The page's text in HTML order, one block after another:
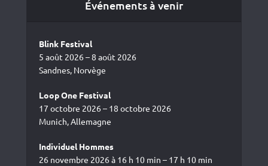
Événements à venir
Blink Festival
5 août 2026 – 8 août 2026
Sandnes, Norvège
Loop One Festival
17 octobre 2026 – 18 octobre 2026
Munich, Allemagne
Individuel Hommes
26 novembre 2026 à 16 h 10 min – 17 h 10 min